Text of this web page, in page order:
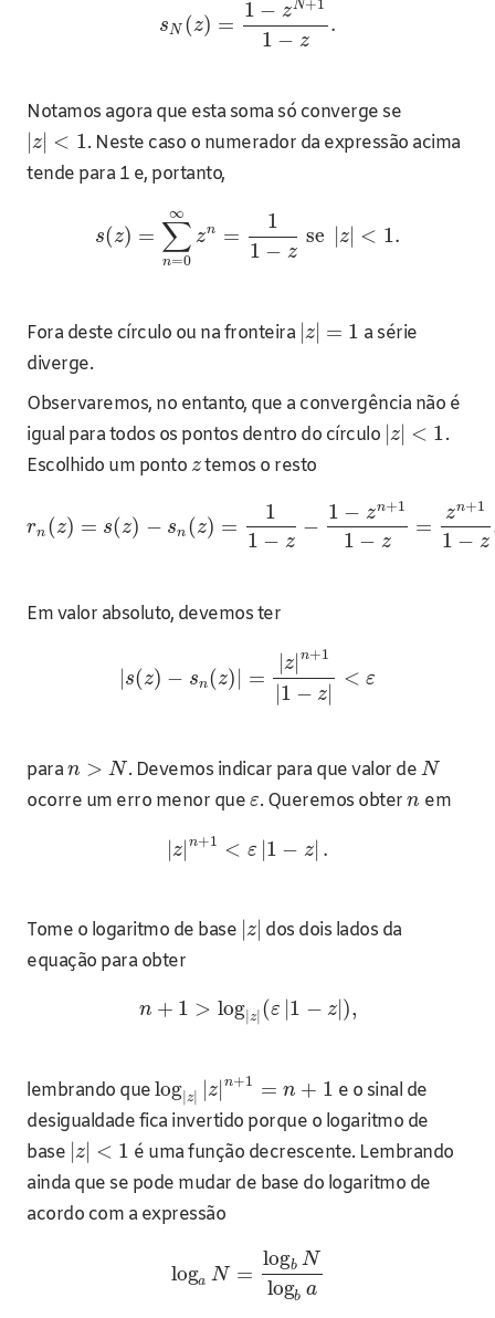
sN (z) =
1 − zN+1
1 − z
.
Notamos agora que esta soma só converge se
z < 1. Neste caso o numerador da expressão acima
tende para 1 e, portanto,
s(z) = ∑
n=0
∞
zn =
1
1 − z
se z < 1.
Fora deste círculo ou na fronteira |z| = 1 a série
diverge.
Observaremos, no entanto, que a convergência não é
igual para todos os pontos dentro do círculo |z| < 1.
Escolhido um ponto ztemos o resto
rn (z) = s(z) − sn (z) =
1
1 − z
−
1 − zn+1
1 − z
=
zn+1
1 − z
Em valor absoluto, devemos ter
s(z) − sn(z) =
z| n+1
1 − z
< ε
paran > N. Devemos indicar para que valor de N
ocorre um erro menor que ε. Queremos obtern em
z n+1 < ε 1 − z| .
Tome o logaritmo de base z| dos dois lados da
equação para obter
n + 1 > log z| (ε 1 − z| ),
lembrando quelog z| |z n+1 = n + 1 e o sinal de
desigualdade fica invertido porque o logaritmo de
base z| < 1 é uma função decrescente. Lembrando
ainda que se pode mudar de base do logaritmo de
acordo com a expressão
loga N =
logb N
logb a